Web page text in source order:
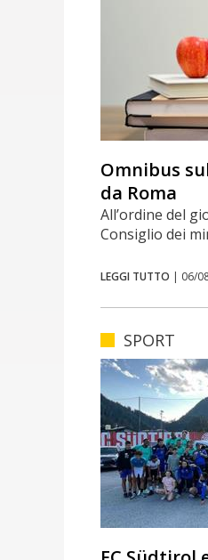
Omnibus
da Roma
All’ordine del
Consiglio dei
LEGGI TUTTO | 06/
SPORT